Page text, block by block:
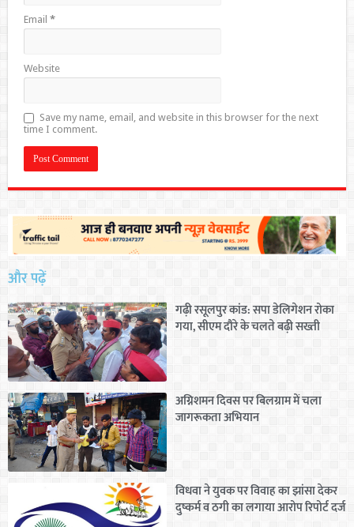
Email *
Website
Save my name, email, and website in this browser for the next
time I comment.
और पढ़ें
गढ़ी रसूलपुर कांड: सपा डेलिगेशन रोका
गया, सीएम दौरे के चलते बढ़ी सख्ती
अग्निशमन दिवस पर बिलग्राम में चला
जागरूकता अभियान
विधवा ने युवक पर विवाह का झांसा देकर
दुष्कर्म व ठगी का लगाया आरोप रिपोर्ट दर्ज